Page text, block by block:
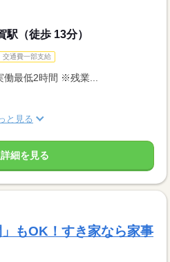
（徒歩 13分）
交通費一部支給
最低2時間 ※残業...
と見る
細を見る
」もOK！すき家なら家事